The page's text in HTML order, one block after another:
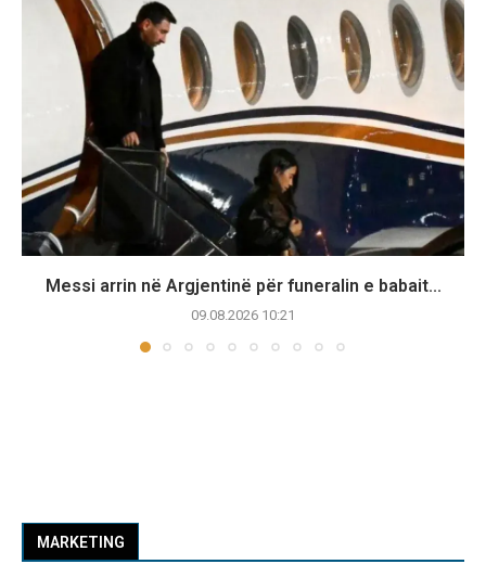
Messi arrin në Argjentinë për funeralin e babait...
09.08.2026 10:21
MARKETING